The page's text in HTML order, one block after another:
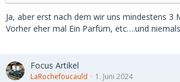
Und was ich mache, geht nur mich was
nun ja echt nicht nur ich so, das ist ne
ich die meisten pm dazu. Wer die Musik
Ja, aber erst nach dem wir uns mindestens 3
Vorher eher mal Ein Parfüm, etc….und
Focus Artikel
LaRochefoucauld 1. Juni 2024